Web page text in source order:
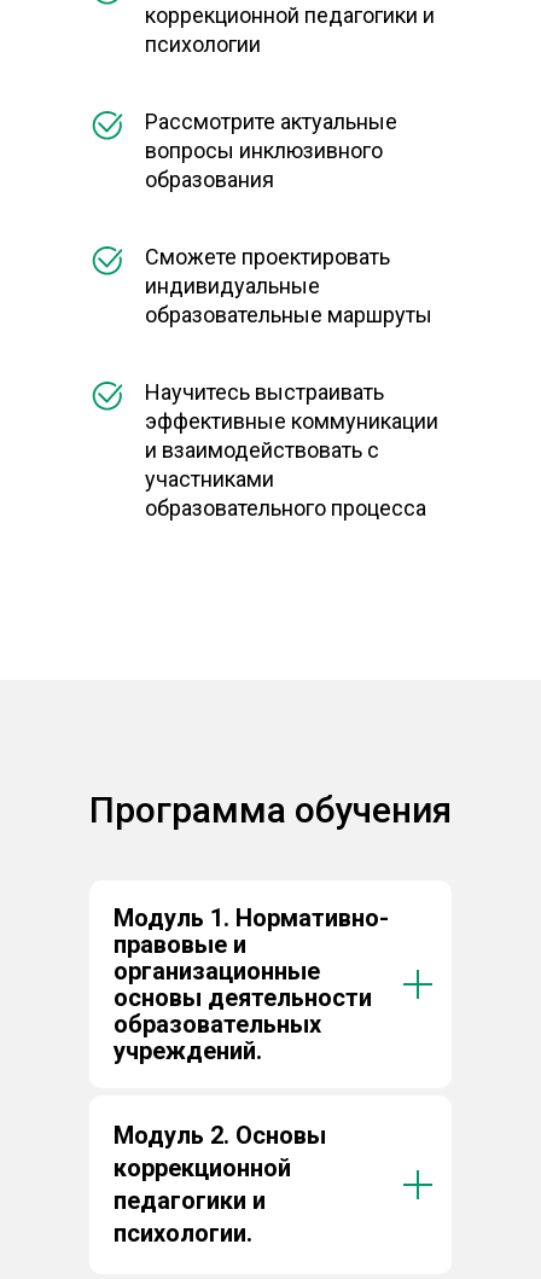
коррекционной педагогики и
психологии
Рассмотрите актуальные
вопросы инклюзивного
образования
Сможете проектировать
индивидуальные
образовательные маршруты
Научитесь выстраивать
эффективные коммуникации
и взаимодействовать с
участниками
образовательного процесса
Программа обучения
Модуль 1. Нормативно-
правовые и
организационные
основы деятельности
образовательных
учреждений.
Модуль 2. Основы
коррекционной
педагогики и
психологии.